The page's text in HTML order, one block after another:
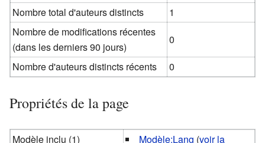
Nombre total d'auteurs distincts
1
Nombre de modifications récentes
(dans les derniers 90 jours)
0
Nombre d'auteurs distincts récents
0
Propriétés de la page
Modèle inclu (1) Modèle:Lang (voir la